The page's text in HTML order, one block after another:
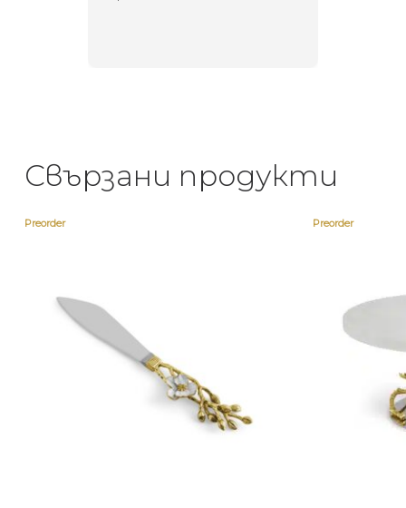
Свързани продукти
Preorder Preorder